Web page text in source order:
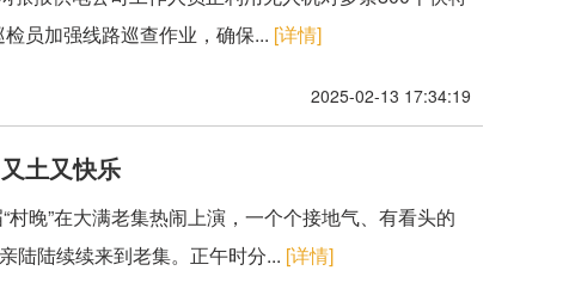
员加强线路巡查作业，确保... [详情]
2025-02-13 17:34:19
土又快乐
晚”在大满老集热闹上演，一个个接地气、有看头的
陆陆续续来到老集。正午时分... [详情]